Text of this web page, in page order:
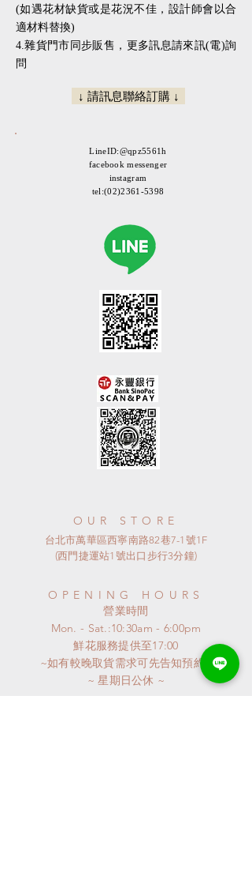
(如遇花材缺貨或是花況不佳，設計師會以合
適材料替換)
​​4.雜貨門市同步販售，更多訊息請來訊(電)詢
問
↓ 請訊息聯絡訂購 ↓
LineID:@qpz5561h
facebook messenger
instagram
tel:(02)2361-5398
OUR STORE
台北市萬華區西寧南路82巷7-1號1F
(西門捷運站1號出口步行3分鐘)
OPENING HOURS
​營業時間
Mon. - Sat.:10:30am - 6:00pm
​鮮花服務提供至17:00
~如有較晚取貨需求可先告知預約~
​~ 星期日公休 ~